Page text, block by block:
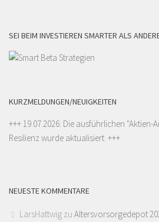
SEI BEIM INVESTIEREN SMARTER ALS
KURZMELDUNGEN/NEUIGKEITEN
+++ 19.07.2026: Die ausführlichen "Aktien-
Resilienz wurde aktualisiert. +++
NEUESTE KOMMENTARE
LarsHattwig zu Altersvorsorgedepot